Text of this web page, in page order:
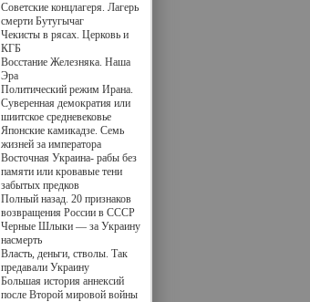
Советские концлагеря. Лагерь
смерти Бутугычаг
Чекисты в рясах. Церковь и
КГБ
Восстание Железняка. Наша
Эра
Политический режим Ирана.
Суверенная демократия или
шиитское средневековье
Японские камикадзе. Семь
жизней за императора
Восточная Украина- рабы без
памяти или кровавые тени
забытых предков
Полный назад. 20 признаков
возвращения России в СССР
Черные Шлыки — за Украину
насмерть
Власть, деньги, стволы. Так
предавали Украину
Большая история аннексий
после Второй мировой войны